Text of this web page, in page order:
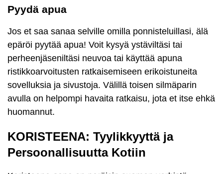
Pyydä apua
Jos et saa sanaa selville omilla ponnisteluillasi, älä
epäröi pyytää apua! Voit kysyä ystäviltäsi tai
perheenjäseniltäsi neuvoa tai käyttää apuna
ristikkoarvoitusten ratkaisemiseen erikoistuneita
sovelluksia ja sivustoja. Välillä toisen silmäparin
avulla on helpompi havaita ratkaisu, jota et itse ehkä
huomannut.
KORISTEENA: Tyylikkyyttä ja
Persoonallisuutta Kotiin